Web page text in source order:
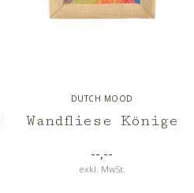
DUTCH MOOD
Wandfliese Könige
--,--
exkl. MwSt.